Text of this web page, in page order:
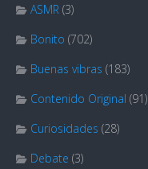
ASMR (3)
Bonito (702)
Buenas vibras (183)
Contenido Original (91)
Curiosidades (28)
Debate (3)